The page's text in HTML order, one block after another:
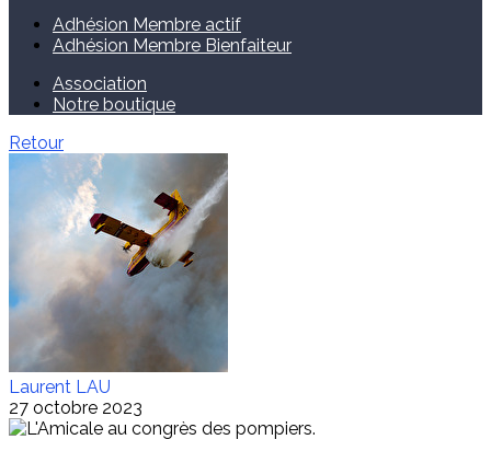
Adhésion Membre actif
Adhésion Membre Bienfaiteur
Association
Notre boutique
Retour
Laurent LAU
27 octobre 2023